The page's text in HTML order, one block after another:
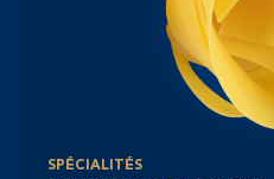
SPÉCIALITÉS